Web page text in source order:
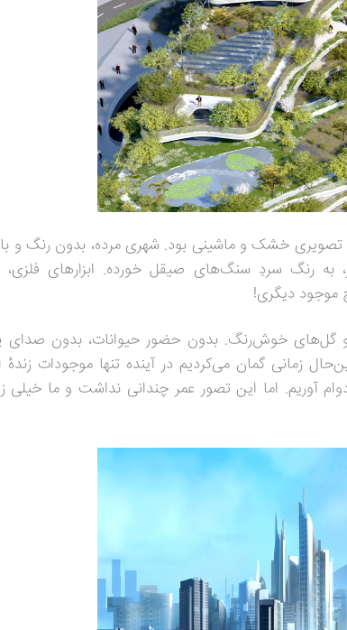
خشک و ماشینی بود. شهری مرده، بدون رنگ و
رنگ سردِ سنگ‌های صیقل خورده. ابزارهای
موجود دیگری!
و گل‌های خوش‌رنگ. بدون حضور حیوانات، بدون صدای
زمانی گمان می‌کردیم در آینده تنها موجودات زنده
آوریم. اما این تصور عمر چندانی نداشت و ما خیلی